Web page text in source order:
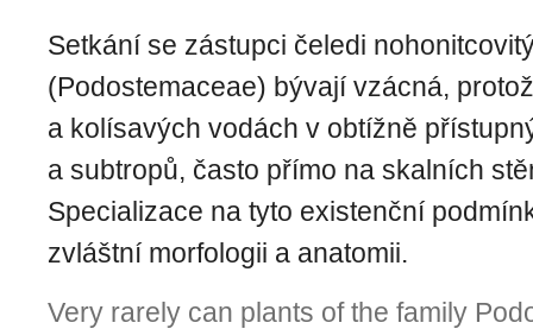
Setkání se zástupci čeledi
(Podostemaceae) bývají vzácná,
a kolísavých vodách v obtížně
a subtropů, často přímo na skalních
Specializace na tyto existenční
zvláštní morfologii a anatomii.
Very rarely can plants of the family